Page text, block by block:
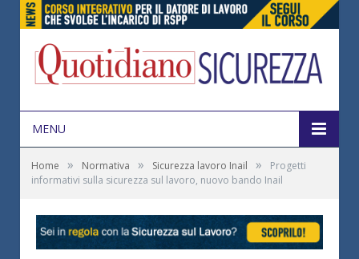
MENU
Home » Normativa » Sicurezza lavoro Inail »
Progetti
informativi sulla sicurezza sul lavoro, nuovo bando Inail